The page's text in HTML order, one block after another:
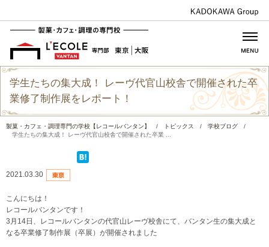
学生たちの集大成！ レーヴ代官山校舎で開催された卒
業修了制作展をレポート！
製菓・カフェ・調理専門の学校【レコールバンタン】 / トピックス / 学校ブログ
/
学生たちの集大成！ レーヴ代官山校舎で開催された卒業 ...
2021.03.30
こんにちは！
レコールバンタンです！
3月14日、レコールバンタンの代官山レーヴ校舎にて、バンタン生の集大成と
なる卒業修了制作展（卒展）が開催されました